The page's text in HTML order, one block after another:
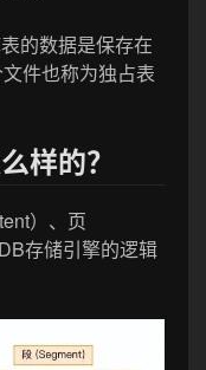
的数据是保存在
件也称为独占表
样的？
）、页
存储引擎的逻辑